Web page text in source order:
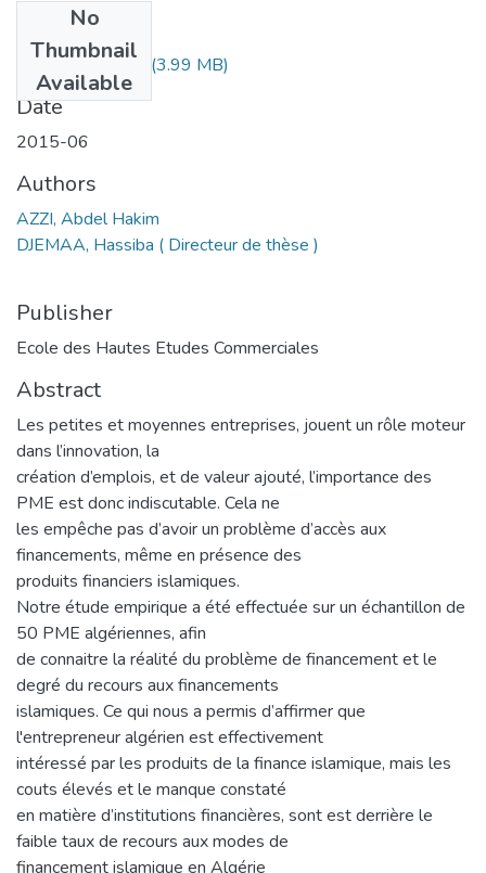
No
Thumbnail
Available
MS1.312-15.pdf (3.99 MB)
Date
2015-06
Authors
AZZI, Abdel Hakim
DJEMAA, Hassiba ( Directeur de thèse )
Publisher
Ecole des Hautes Etudes Commerciales
Abstract
Les petites et moyennes entreprises, jouent un rôle moteur
dans l’innovation, la
création d’emplois, et de valeur ajouté, l’importance des
PME est donc indiscutable. Cela ne
les empêche pas d’avoir un problème d’accès aux
financements, même en présence des
produits financiers islamiques.
Notre étude empirique a été effectuée sur un échantillon de
50 PME algériennes, afin
de connaitre la réalité du problème de financement et le
degré du recours aux financements
islamiques. Ce qui nous a permis d’affirmer que
l'entrepreneur algérien est effectivement
intéressé par les produits de la finance islamique, mais les
couts élevés et le manque constaté
en matière d’institutions financières, sont est derrière le
faible taux de recours aux modes de
financement islamique en Algérie